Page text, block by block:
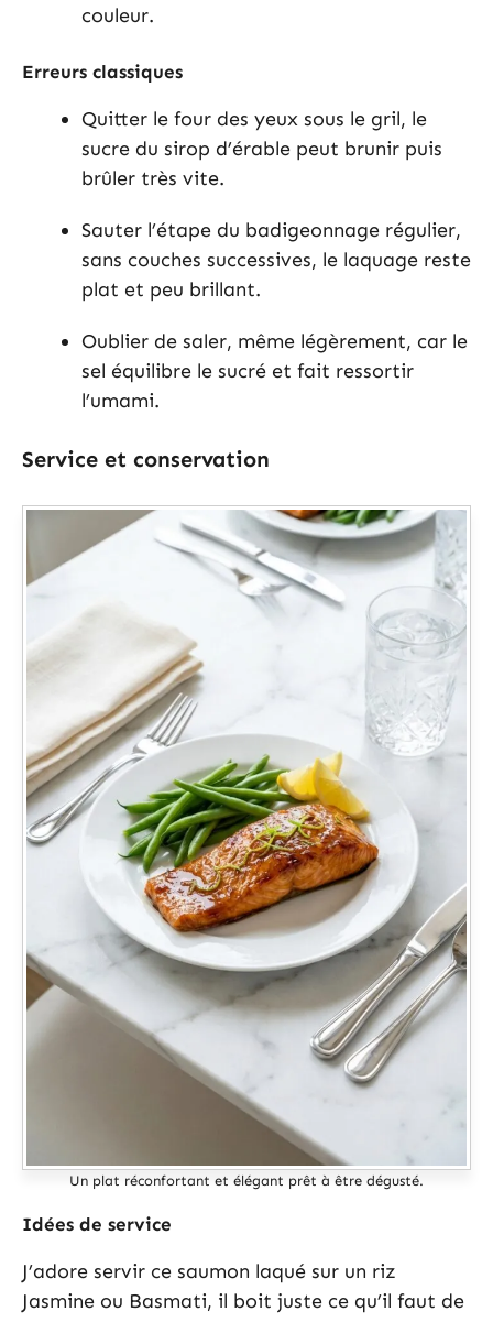
couleur.
Erreurs classiques
Quitter le four des yeux sous le gril, le
sucre du sirop d’érable peut brunir puis
brûler très vite.
Sauter l’étape du badigeonnage régulier,
sans couches successives, le laquage reste
plat et peu brillant.
Oublier de saler, même légèrement, car le
sel équilibre le sucré et fait ressortir
l’umami.
Service et conservation
Un plat réconfortant et élégant prêt à être dégusté.
Idées de service
J’adore servir ce saumon laqué sur un riz
Jasmine ou Basmati, il boit juste ce qu’il faut de